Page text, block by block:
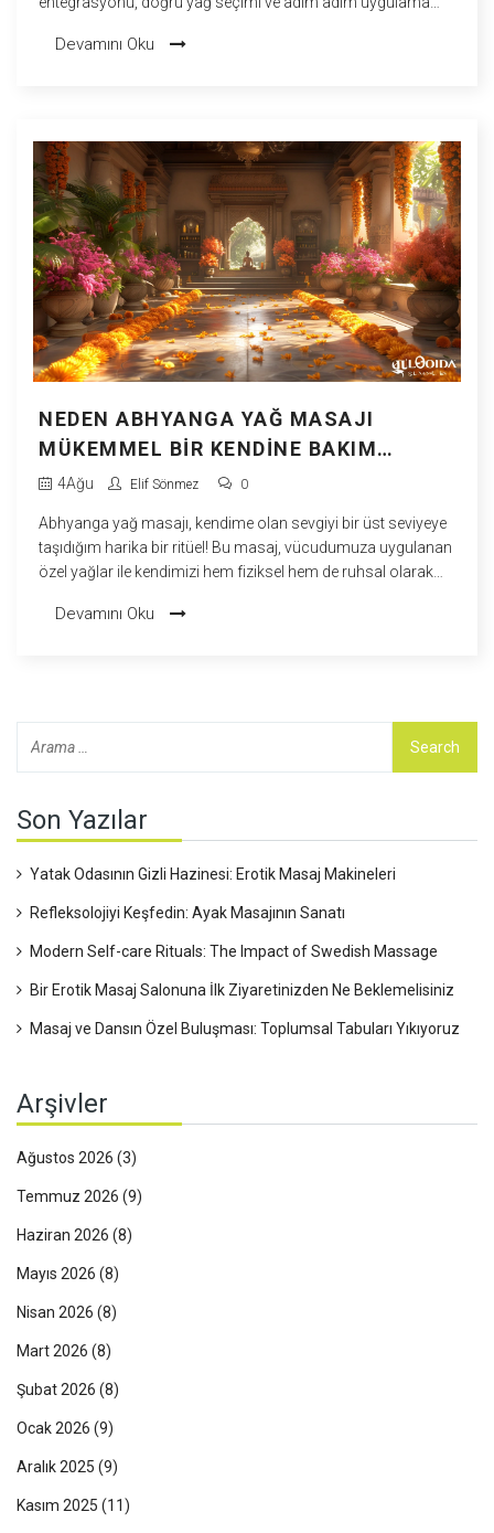
Devamını Oku
NEDEN ABHYANGA YAĞ MASAJI
MÜKEMMEL BIR KENDINE BAKIM
RITÜELI?
4Ağu Elif Sönmez 0
Abhyanga yağ masajı, kendime olan sevgiyi bir üst seviyeye
taşıdığım harika bir ritüel! Bu masaj, vücudumuza uygulanan
özel yağlar ile kendimizi hem fiziksel hem de ruhsal olarak
DIY projeleri ne de en sevdiğim çikolatalı kek, bu kadar
Devamını Oku
Son Yazılar
Yatak Odasının Gizli Hazinesi: Erotik Masaj Makineleri
Refleksolojiyi Keşfedin: Ayak Masajının Sanatı
Modern Self-care Rituals: The Impact of Swedish Massage
Bir Erotik Masaj Salonuna İlk Ziyaretinizden Ne Beklemelisiniz
Masaj ve Dansın Özel Buluşması: Toplumsal Tabuları Yıkıyoruz
Arşivler
Ağustos 2026 (3)
Temmuz 2026 (9)
Haziran 2026 (8)
Mayıs 2026 (8)
Nisan 2026 (8)
Mart 2026 (8)
Şubat 2026 (8)
Ocak 2026 (9)
Aralık 2025 (9)
Kasım 2025 (11)